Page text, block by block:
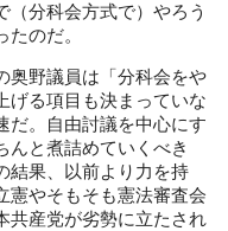
（分科会方式で）やろう
のだ。
野議員は「分科会をや
げる項目も決まっていな
だ。自由討議を中心にす
んと煮詰めていくべき
結果、以前より力を持
憲やそもそも憲法審査会
共産党が劣勢に立たされ